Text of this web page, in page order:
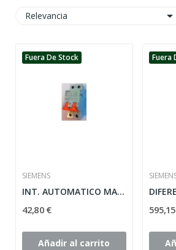
Relevancia 
Fuera De Stock
SIEMENS
INT. AUTOMATICO MANETA NARANJA CURVA C 1POLO +...
42,80 €
Añadir al carrito
Fuera